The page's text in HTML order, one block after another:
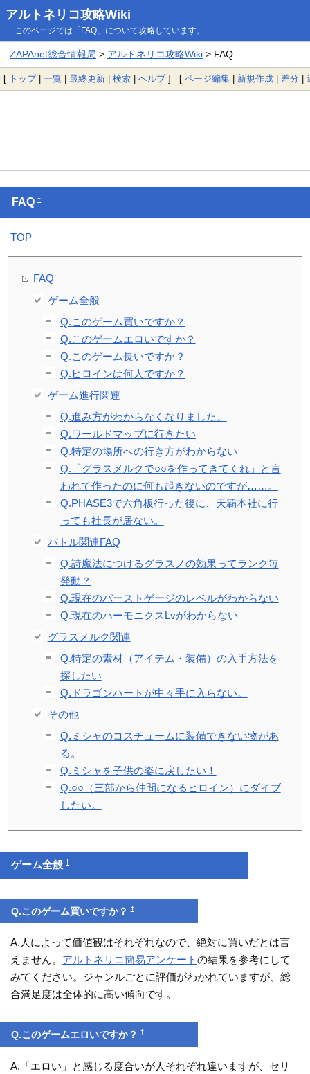
アルトネリコ攻略Wiki
このページでは「FAQ」について攻略しています。
ZAPAnet総合情報局 > アルトネリコ攻略Wiki> FAQ
[ トップ| 一覧 | 最終更新 | 検索 | ヘルプ] [ ページ編集 | 新規作成 | 差分 |
FAQ†
TOP
FAQ
ゲーム全般
Q.このゲーム買いですか？
Q.このゲームエロいですか？
Q.このゲーム長いですか？
Q.ヒロインは何人ですか？
ゲーム進行関連
Q.進み方がわからなくなりました。
Q.ワールドマップに行きたい
Q.特定の場所への行き方がわからない
Q.「グラスメルクで○○を作ってきてくれ」と言
われて作ったのに何も起きないのですが……。
Q.PHASE3で六角板行った後に、天覇本社に行
っても社長が居ない。
バトル関連FAQ
Q.詩魔法につけるグラスノの効果ってランク毎
発動？
Q.現在のバーストゲージのレベルがわからない
Q.現在のハーモニクスLvがわからない
グラスメルク関連
Q.特定の素材（アイテム・装備）の入手方法を
探したい
Q.ドラゴンハートが中々手に入らない。
その他
Q.ミシャのコスチュームに装備できない物があ
る。
Q.ミシャを子供の姿に戻したい！
Q.○○（三部から仲間になるヒロイン）にダイブ
したい。
ゲーム全般†
Q.このゲーム買いですか？†
A.人によって価値観はそれぞれなので、絶対に買いだとは言
えません。 アルトネリコ簡易アンケートの結果を参考にして
みてください。ジャンルごとに評価がわかれていますが、総
合満足度は全体的に高い傾向です。
Q.このゲームエロいですか？†
A.「エロい」と感じる度合いが人それぞれ違いますが、セリ